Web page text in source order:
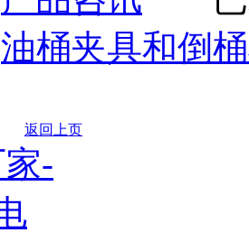
油桶夹具和倒
返回上页